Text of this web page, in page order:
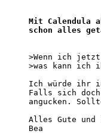
Mit Calendula
schon alles
>Wenn ich
>was kann ich
Ich würde ihr
Falls sich doch
angucken.
Alles Gute und
Bea